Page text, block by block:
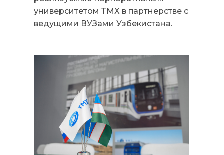
университетом ТМХ в партнерстве с
ведущими ВУЗами Узбекистана.